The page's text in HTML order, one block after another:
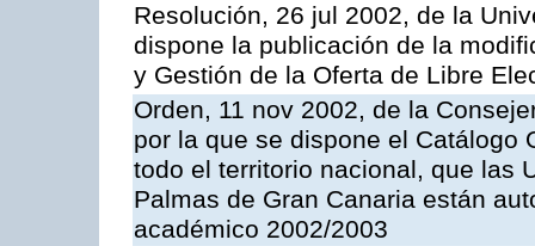
Resolución, 26 jul 2002, de la
dispone la publicación de la
y Gestión de la Oferta de Libre
Orden, 11 nov 2002, de la
por la que se dispone el Catálogo
todo el territorio nacional, que las
Palmas de Gran Canaria están
académico 2002/2003